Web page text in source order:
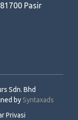
Pasir
Sdn. Bhd
by Syntaxads
Privasi